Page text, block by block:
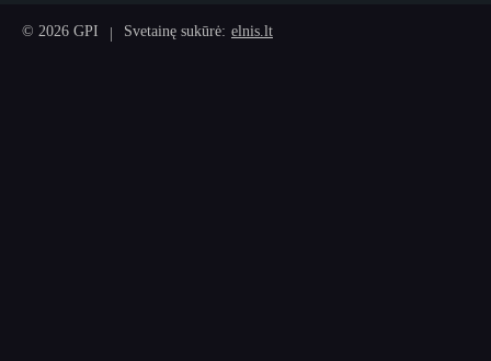
© 2026 GPI | Svetainę sukūrė: elnis.lt